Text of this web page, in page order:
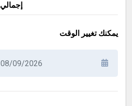
إجمالي
يمكنك تغيير الوقت